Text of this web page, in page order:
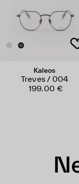
Kaleos
Treves / 004
199.00 €